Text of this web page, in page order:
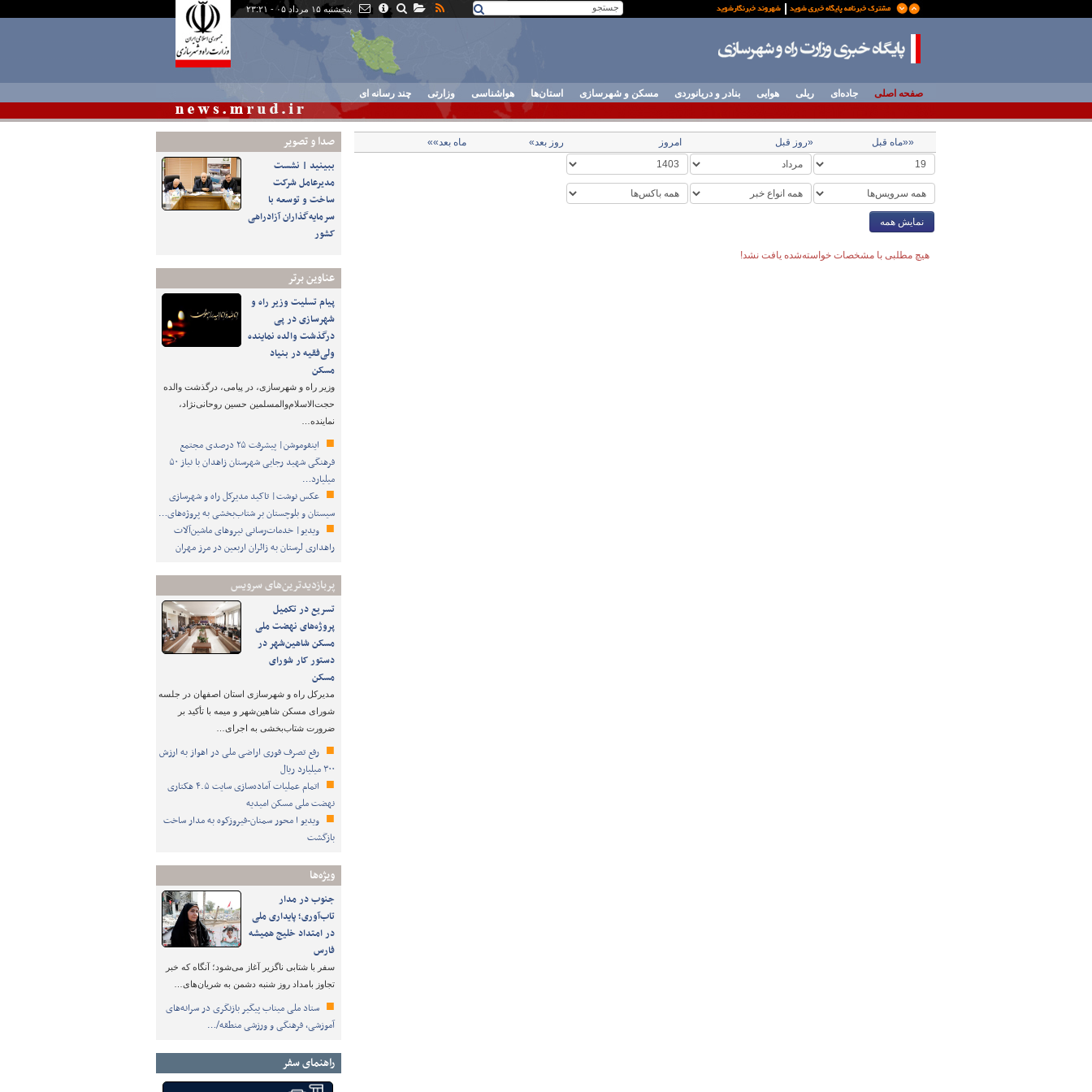
پنجشنبه ۱۵ مرداد ۰۵ - ۲۳:۲۱
صفحه اصلی جاده‌ای ریلی هوایی بنادر و دریانوردی مسکن و شهرسازی استان‌ها هواشناسی وزارتی چند رسانه ای
صدا و تصوير
ببینید | نشست
مدیرعامل شرکت
ساخت و توسعه با
سرمایه‌گذاران آزادراهی
کشور
عناوین برتر
پیام تسلیت وزیر راه و
شهرسازی در پی
درگذشت والده نماینده
ولی‌فقیه در بنیاد
مسکن
وزیر راه و شهرسازی، در پیامی، درگذشت والده
حجت‌الاسلام‌والمسلمین حسین روحانی‌نژاد،
نماینده…
اینفوموشن| پیشرفت ۲۵ درصدی مجتمع
فرهنگی شهید رجایی شهرستان زاهدان با نیاز ۵۰
میلیارد…
عکس نوشت| تاکید مدیرکل راه و شهرسازی
سیستان و بلوچستان بر شتاب‌بخشی به پروژه‌های…
ویدیو| خدمات‌رسانی نیروهای ماشین‌آلات
راهداری لرستان به زائران اربعین در مرز مهران
پربازدیدترین‌های سرویس
تسریع در تکمیل
پروژه‌های نهضت ملی
مسکن شاهین‌شهر در
دستور کار شورای
مسکن
مدیرکل راه و شهرسازی استان اصفهان در جلسه
شورای مسکن شاهین‌شهر و میمه با تأکید بر
ضرورت شتاب‌بخشی به اجرای…
رفع تصرف فوری اراضی ملی در اهواز به ارزش
۳۰۰ میلیارد ریال
اتمام عملیات آماده‌سازی سایت ۴.۵ هکتاری
نهضت ملی مسکن امیدیه
ویدیو ا محور سمنان-فیروزکوه به مدار ساخت
بازگشت
ویژه‌ها
جنوب در مدار
تاب‌آوری؛ پایداری ملی
در امتداد خلیج همیشه
فارس
سفر با شتابی ناگزیر آغاز می‌شود؛ آنگاه که خبر
تجاوز بامداد روز شنبه دشمن به شریان‌های…
ستاد ملی میناب پیگیر بازنگری در سرانه‌های
آموزشی، فرهنگی و ورزشی منطقه/…
راهنمای سفر
««ماه قبل «روز قبل امروز روز بعد» ماه بعد»»
نمایش همه
هیچ مطلبی با مشخصات خواسته‌شده یافت نشد!